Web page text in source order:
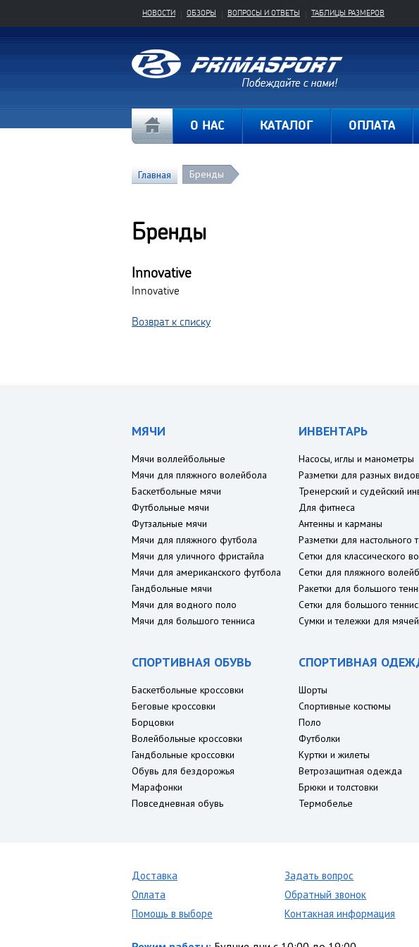
НОВОСТИ ОБЗОРЫ ВОПРОСЫ И ОТВЕТЫ ТАБЛИЦЫ РАЗМЕРОВ
О НАС КАТАЛОГ ОПЛАТА
Главная Бренды
Бренды
Innovative
Innovative
Возврат к списку
МЯЧИ
Мячи воллейбольные
Мячи для пляжного волейбола
Баскетбольные мячи
Футбольные мячи
Футзальные мячи
Мячи для пляжного футбола
Мячи для уличного фристайла
Мячи для американского футбола
Гандбольные мячи
Мячи для водного поло
Мячи для большого тенниса
ИНВЕНТАРЬ
Насосы, иглы и манометры
Разметки для разных
Тренерский и судейский
Для фитнеса
Антенны и карманы
Разметки для настольного
Сетки для классического
Сетки для пляжного
Ракетки для большого
Сетки для большого
Сумки и тележки для мячей
СПОРТИВНАЯ ОБУВЬ
Баскетбольные кроссовки
Беговые кроссовки
Борцовки
Волейбольные кроссовки
Гандбольные кроссовки
Обувь для бездорожья
Марафонки
Повседневная обувь
СПОРТИВНАЯ
Шорты
Спортивные костюмы
Поло
Футболки
Куртки и жилеты
Ветрозащитная одежда
Брюки и толстовки
Термобелье
Доставка
Оплата
Помощь в выборе
Задать вопрос
Обратный звонок
Контакная информация